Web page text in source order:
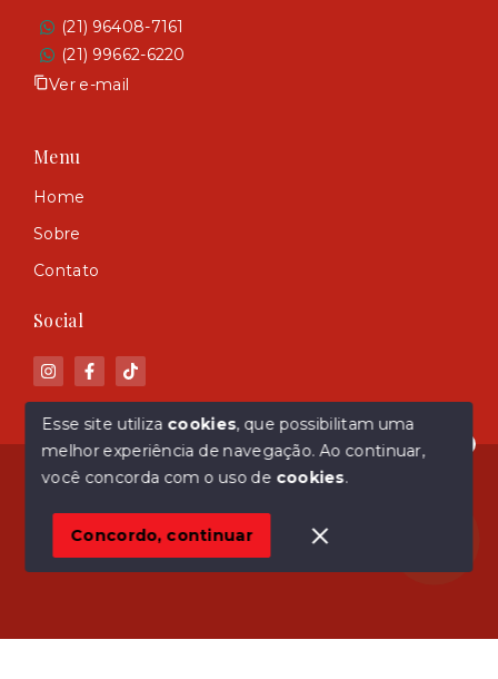
Olá! Estamos disponíveis para te ajudar.
(21) 96408-7161
(21) 99662-6220
Ver e-mail
Menu
Home
Sobre
Contato
Social
© Copyright 2026 - ASM Imóveis - Todos os direitos
SITE PARA IMOBILIARIA
Esse site utiliza cookies, que possibilitam uma
melhor experiência de navegação.Ao continuar,
você concorda com o uso de cookies.
Concordo, continuar